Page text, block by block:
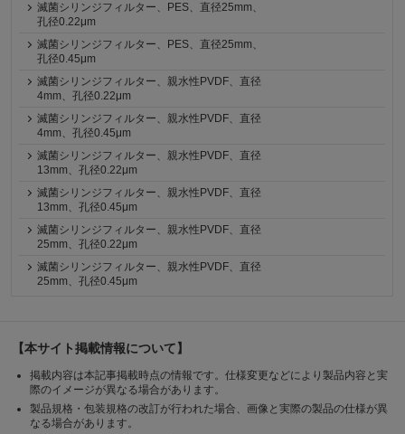
滅菌シリンジフィルター、PES、直径25mm、
孔径0.22μm
滅菌シリンジフィルター、PES、直径25mm、
孔径0.45μm
滅菌シリンジフィルター、親水性PVDF、直径
4mm、孔径0.22μm
滅菌シリンジフィルター、親水性PVDF、直径
4mm、孔径0.45μm
滅菌シリンジフィルター、親水性PVDF、直径
13mm、孔径0.22μm
滅菌シリンジフィルター、親水性PVDF、直径
13mm、孔径0.45μm
滅菌シリンジフィルター、親水性PVDF、直径
25mm、孔径0.22μm
滅菌シリンジフィルター、親水性PVDF、直径
25mm、孔径0.45μm
【本サイト掲載情報について】
掲載内容は本記事掲載時点の情報です。仕様変更などにより製品内容と実
際のイメージが異なる場合があります。
製品規格・包装規格の改訂が行われた場合、画像と実際の製品の仕様が異
なる場合があります。